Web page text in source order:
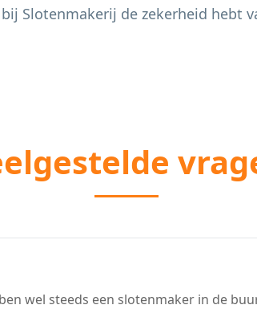
Slotenmakerij de zekerheid hebt
wel steeds een slotenmaker in de